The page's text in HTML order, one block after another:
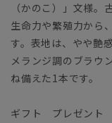
（かのこ）」文様
生命力や繁殖力から
す。表地は、やや艶
メランジ調のブラウ
ね備えた1本です。
ギフト プレゼン